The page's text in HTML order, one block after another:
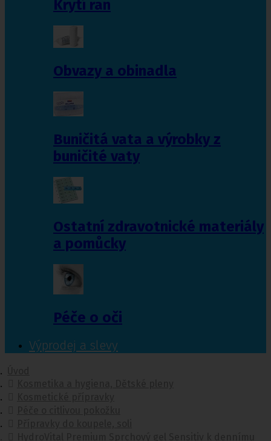
Krytí ran
Obvazy a obinadla
Buničitá vata a výrobky z
buničité vaty
Ostatní zdravotnické materiály
a pomůcky
Péče o oči
Výprodej a slevy